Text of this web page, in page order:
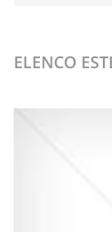
ELENCO